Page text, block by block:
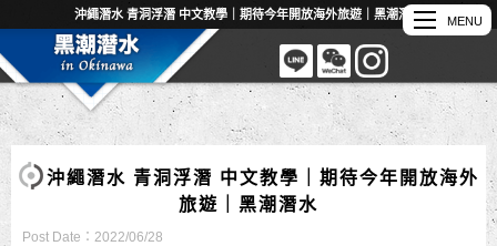
沖繩潛水 青洞浮潛 中文教學｜期待今年開放海外旅遊｜黑潮潛水
沖繩潛水 青洞浮潛 中文教學｜期待今年開放海外
旅遊｜黑潮潛水
Post Date： 2022/06/28